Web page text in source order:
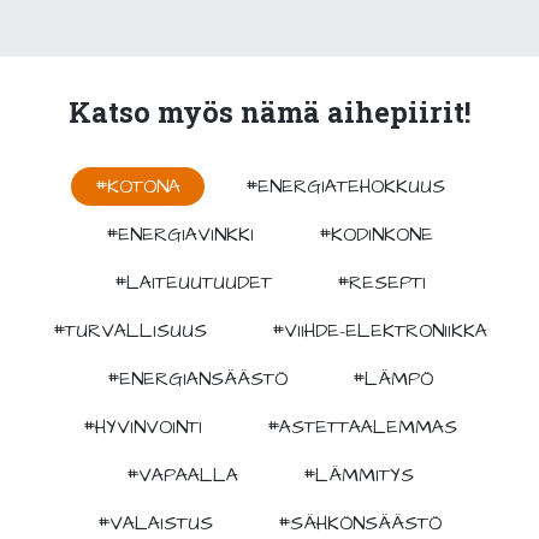
Katso myös nämä aihepiirit!
#KOTONA
#ENERGIATEHOKKUUS
#ENERGIAVINKKI
#KODINKONE
#LAITEUUTUUDET
#RESEPTI
#TURVALLISUUS
#VIIHDE-ELEKTRONIIKKA
#ENERGIANSÄÄSTÖ
#LÄMPÖ
#HYVINVOINTI
#ASTETTAALEMMAS
#VAPAALLA
#LÄMMITYS
#VALAISTUS
#SÄHKÖNSÄÄSTÖ